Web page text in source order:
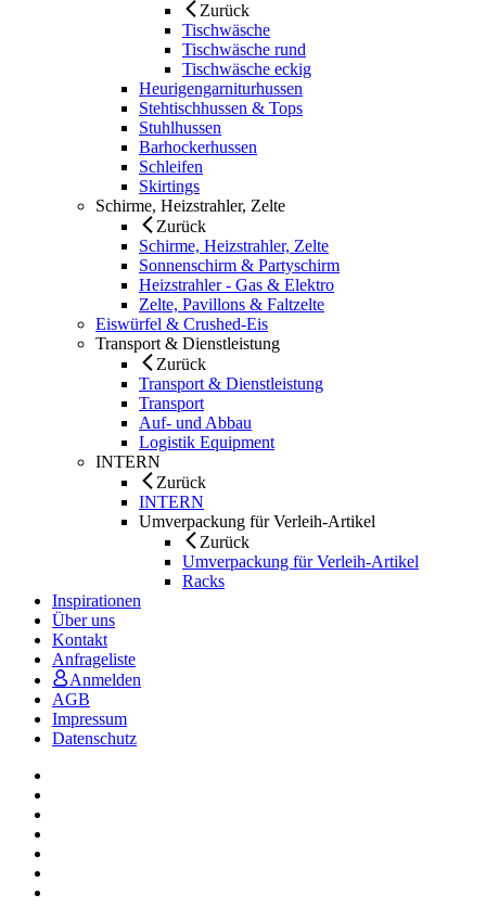
Zurück
Tischwäsche
Tischwäsche rund
Tischwäsche eckig
Heurigengarniturhussen
Stehtischhussen & Tops
Stuhlhussen
Barhockerhussen
Schleifen
Skirtings
Schirme, Heizstrahler, Zelte
Zurück
Schirme, Heizstrahler, Zelte
Sonnenschirm & Partyschirm
Heizstrahler - Gas & Elektro
Zelte, Pavillons & Faltzelte
Eiswürfel & Crushed-Eis
Transport & Dienstleistung
Zurück
Transport & Dienstleistung
Transport
Auf- und Abbau
Logistik Equipment
INTERN
Zurück
INTERN
Umverpackung für Verleih-Artikel
Zurück
Umverpackung für Verleih-Artikel
Racks
Inspirationen
Über uns
Kontakt
Anfrageliste
Anmelden
AGB
Impressum
Datenschutz